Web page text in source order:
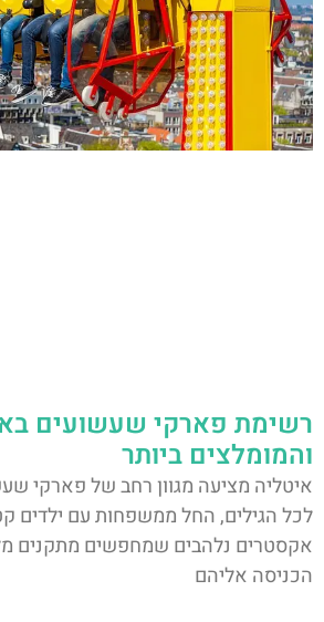
רשימת פארקי שעשועים
והמומלצים ביותר
איטליה מציעה מגוון רחב של פארקי
לכל הגילים, החל ממשפחות עם ילדים
אקסטרים נלהבים שמחפשים מתקנים
הכניסה אליהם